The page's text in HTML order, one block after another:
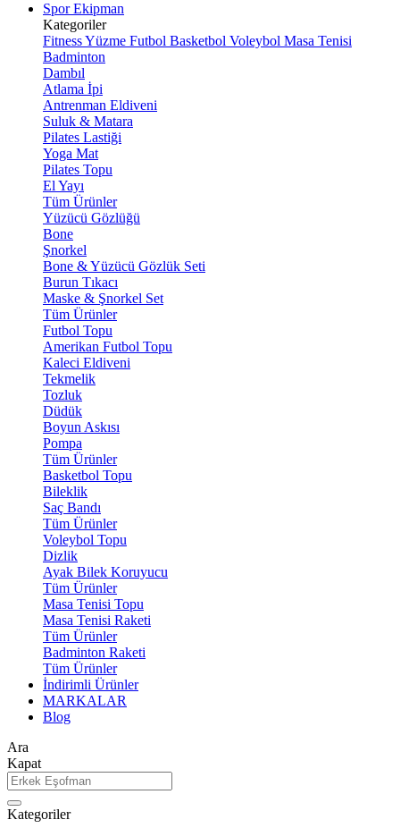
Spor Ekipman
Kategoriler
FitnessYüzme Futbol Basketbol Voleybol Masa Tenisi
Badminton
Dambıl
Atlama İpi
Antrenman Eldiveni
Suluk & Matara
Pilates Lastiği
Yoga Mat
Pilates Topu
El Yayı
Tüm Ürünler
Yüzücü Gözlüğü
Bone
Şnorkel
Bone & Yüzücü Gözlük Seti
Burun Tıkacı
Maske & Şnorkel Set
Tüm Ürünler
Futbol Topu
Amerikan Futbol Topu
Kaleci Eldiveni
Tekmelik
Tozluk
Düdük
Boyun Askısı
Pompa
Tüm Ürünler
Basketbol Topu
Bileklik
Saç Bandı
Tüm Ürünler
Voleybol Topu
Dizlik
Ayak Bilek Koruyucu
Tüm Ürünler
Masa Tenisi Topu
Masa Tenisi Raketi
Tüm Ürünler
Badminton Raketi
Tüm Ürünler
İndirimli Ürünler
MARKALAR
Blog
Ara
Kapat
Kategoriler